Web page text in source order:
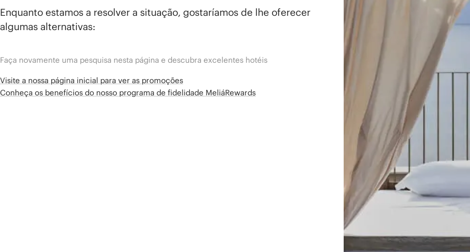
Enquanto estamos a resolver a situação, gostaríamos de lhe oferecer
algumas alternativas:
Faça novamente uma pesquisa nesta página e descubra excelentes hotéis
Visite a nossa página inicial para ver as promoções
Conheça os benefícios do nosso programa de fidelidade MeliáRewards